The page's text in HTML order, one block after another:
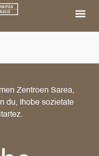
Zentroen Sarea,
du, Ihobe sozietate